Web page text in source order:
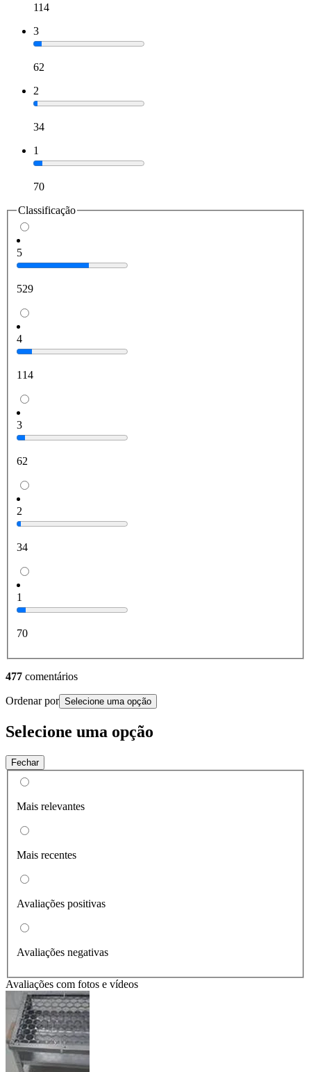
114
3
62
2
34
1
70
Classificação
5
529
4
114
3
62
2
34
1
70
477 comentários
Ordenar por Selecione uma opção
Selecione uma opção
Fechar
Mais relevantes
Mais recentes
Avaliações positivas
Avaliações negativas
Avaliações com fotos e vídeos